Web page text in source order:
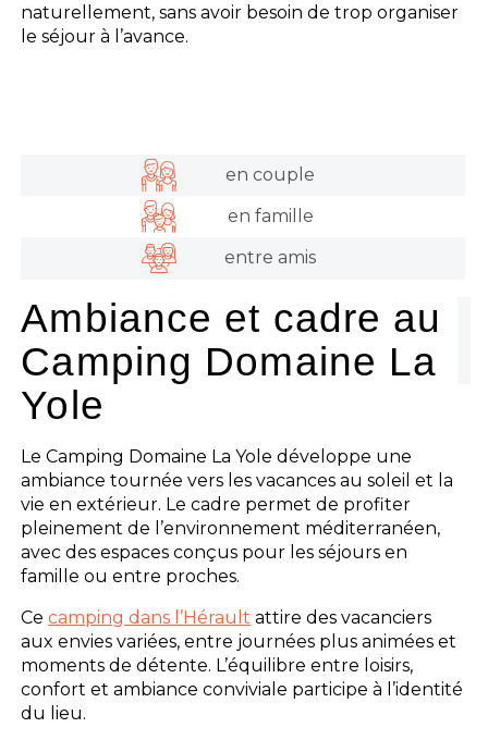
naturellement, sans avoir besoin de trop organiser
le séjour à l’avance.
en couple
en famille
entre amis
Ambiance et cadre au
Camping Domaine La
Yole
Le Camping Domaine La Yole développe une
ambiance tournée vers les vacances au soleil et la
vie en extérieur. Le cadre permet de profiter
pleinement de l’environnement méditerranéen,
avec des espaces conçus pour les séjours en
famille ou entre proches.
Cecamping dans l’Hérault attire des vacanciers
aux envies variées, entre journées plus animées et
moments de détente. L’équilibre entre loisirs,
confort et ambiance conviviale participe à l’identité
du lieu.